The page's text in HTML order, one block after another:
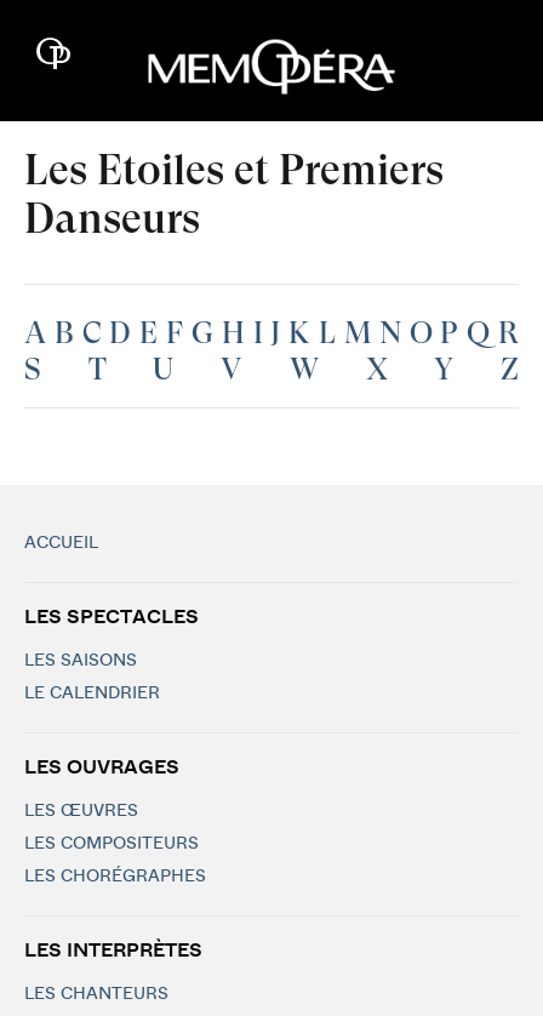
Les Etoiles et Premiers
Danseurs
A B C D E F G H I J K L M N O P Q R
S
T U V W X Y Z
ACCUEIL
LES SPECTACLES
LES SAISONS
LE CALENDRIER
LES OUVRAGES
LES ŒUVRES
LES COMPOSITEURS
LES CHORÉGRAPHES
LES INTERPRÈTES
LES CHANTEURS